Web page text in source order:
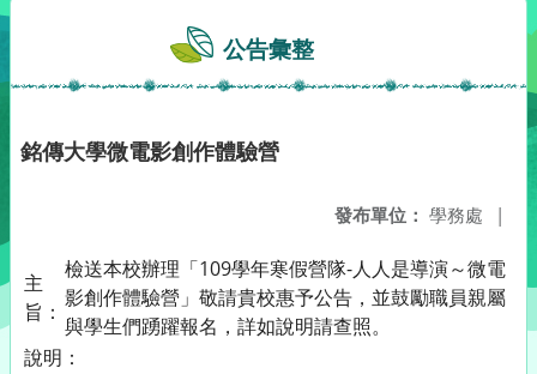
公告彙整
銘傳大學微電影創作體驗營
發布單位： 學務處 |
主
旨：
檢送本校辦理「109學年寒假營隊-人人是導演～微電
影創作體驗營」敬請貴校惠予公告，並鼓勵職員親屬
與學生們踴躍報名，詳如說明請查照。
說明：